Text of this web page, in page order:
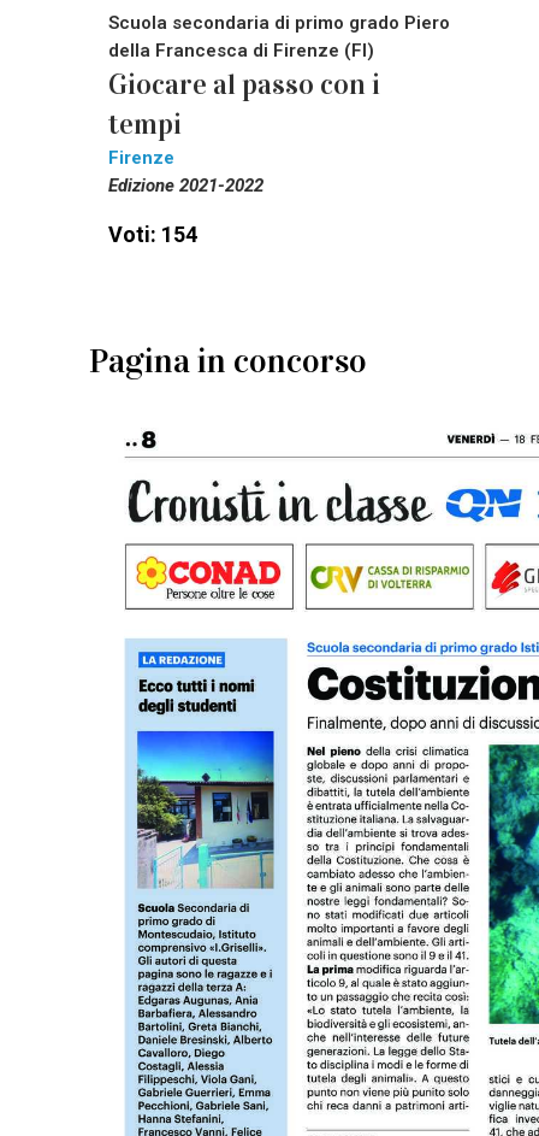
Scuola secondaria di primo grado Piero
della Francesca di Firenze (FI)
Giocare al passo con i
tempi
Firenze
Edizione 2021-2022
Voti: 154
Pagina in concorso